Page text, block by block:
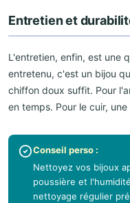
Entretien et
L'entretien, enfin, est une
entretenu, c'est un bijou
chiffon doux suffit. Pour
en temps. Pour le cuir,
Conseil perso :
Nettoyez vos bijoux
poussière et
nettoyage régulier